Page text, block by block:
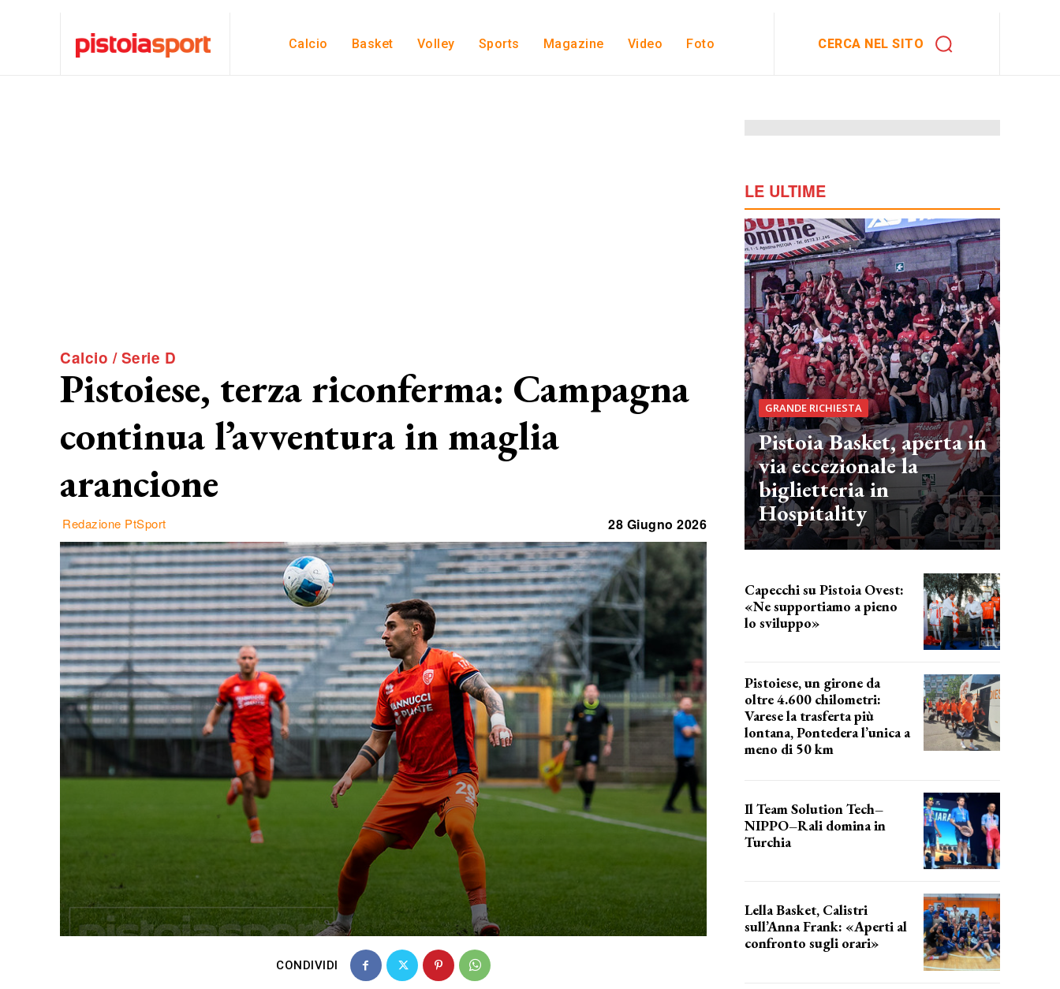
Calcio Basket Volley Sports Magazine Video Foto CERCA NEL SITO
Calcio / Serie D
Pistoiese, terza riconferma: Campagna
continua l’avventura in maglia
arancione
Redazione PtSport 28 Giugno 2026
CONDIVIDI
LE ULTIME
GRANDE RICHIESTA
Pistoia Basket, aperta in
via eccezionale la
biglietteria in
Hospitality
Capecchi su Pistoia Ovest:
«Ne supportiamo a pieno
lo sviluppo»
Pistoiese, un girone da
oltre 4.600 chilometri:
Varese la trasferta più
lontana, Pontedera l’unica a
meno di 50 km
Il Team Solution Tech–
NIPPO–Rali domina in
Turchia
Lella Basket, Calistri
sull’Anna Frank: «Aperti al
confronto sugli orari»